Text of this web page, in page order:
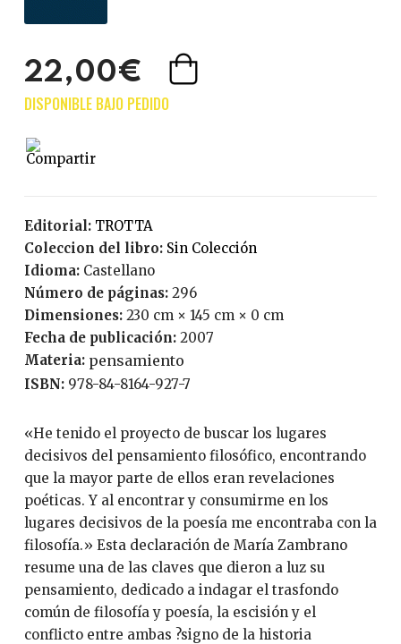
22,00€
Editorial:
TROTTA
Coleccion del libro:
Sin Colección
Idioma:
Castellano
Número de páginas:
296
Dimensiones: 230 cm × 145 cm × 0 cm
Fecha de publicación:
2007
Materia: pensamiento
ISBN: 978-84-8164-927-7
«He tenido el proyecto de buscar los lugares
decisivos del pensamiento filosófico, encontrando
que la mayor parte de ellos eran revelaciones
poéticas. Y al encontrar y consumirme en los
lugares decisivos de la poesía me encontraba con la
filosofía.» Esta declaración de María Zambrano
resume una de las claves que dieron a luz su
pensamiento, dedicado a indagar el trasfondo
común de filosofía y poesía, la escisión y el
conflicto entre ambas ?signo de la historia